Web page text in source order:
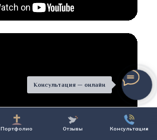
Портфолио Отзывы Консультация
Консультация — онлайн